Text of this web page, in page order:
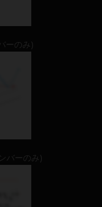
ーのみ)
バーのみ)